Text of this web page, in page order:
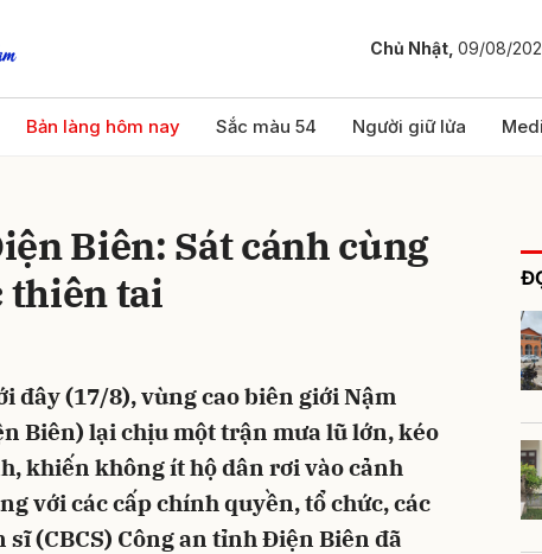
Chủ Nhật, 09/08/
Bản làng hôm nay Sắc màu 54 Người giữ lửa
Biên: Sát cánh cùng
thiên tai
đây (17/8), vùng cao biên giới Nậm
Biên) lại chịu một trận mưa lũ lớn, kéo
khiến không ít hộ dân rơi vào cảnh
với các cấp chính quyền, tổ chức, các
(CBCS) Công an tỉnh Điện Biên đã
bình luận